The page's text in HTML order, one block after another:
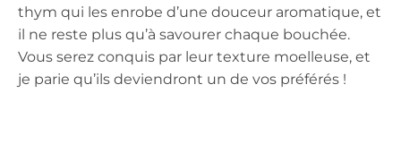
thym qui les enrobe d’une douceur aromatique, et
il ne reste plus qu’à savourer chaque bouchée.
Vous serez conquis par leur texture moelleuse, et
je parie qu’ils deviendront un de vos préférés !